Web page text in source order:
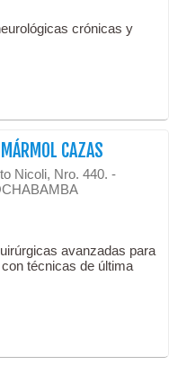
crónicas y
CAZAS
Nicoli, Nro. 440. -
avanzadas para
técnicas de última